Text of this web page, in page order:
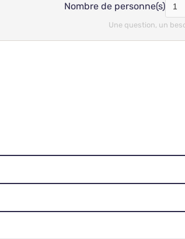
Nombre de personne(s)
Une question, un